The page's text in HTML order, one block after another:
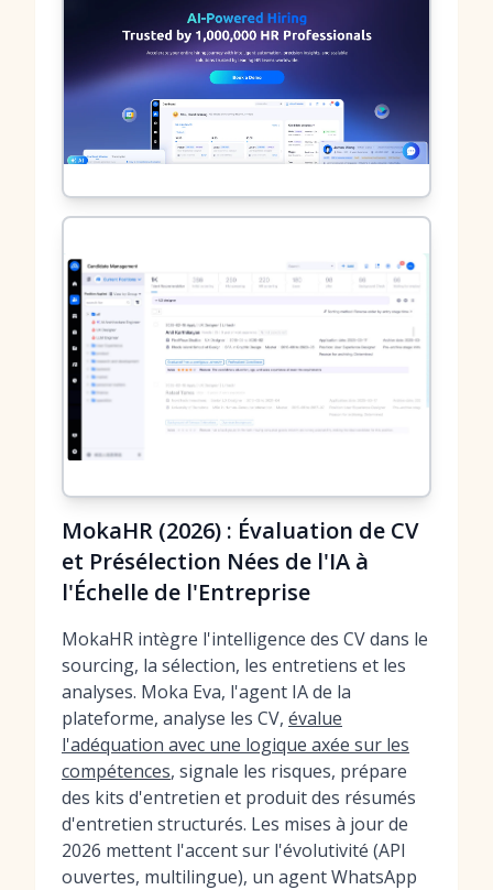
MokaHR (2026) : Évaluation de CV
et Présélection Nées de l'IA à
l'Échelle de l'Entreprise
MokaHR intègre l'intelligence des CV dans le
sourcing, la sélection, les entretiens et les
analyses. Moka Eva, l'agent IA de la
plateforme, analyse les CV, évalue
l'adéquation avec une logique axée sur les
compétences, signale les risques, prépare
des kits d'entretien et produit des résumés
d'entretien structurés. Les mises à jour de
2026 mettent l'accent sur l'évolutivité (API
ouvertes, multilingue), un agent WhatsApp